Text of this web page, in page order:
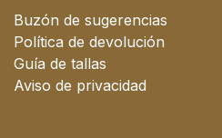
Buzón de sugerencias
Política de devolución
Guía de tallas
Aviso de privacidad